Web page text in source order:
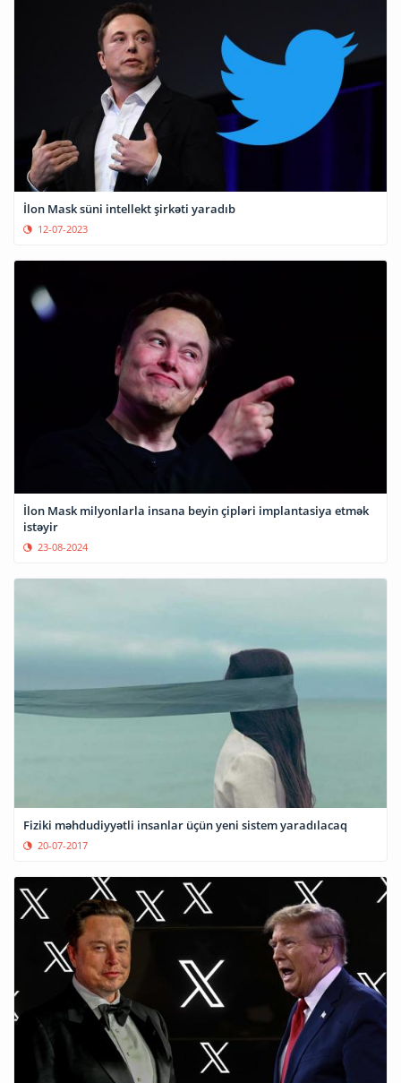
İlon Mask süni intellekt şirkəti yaradıb
12-07-2023
İlon Mask milyonlarla insana beyin çipləri implantasiya etmək
istəyir
23-08-2024
Fiziki məhdudiyyətli insanlar üçün yeni sistem yaradılacaq
20-07-2017